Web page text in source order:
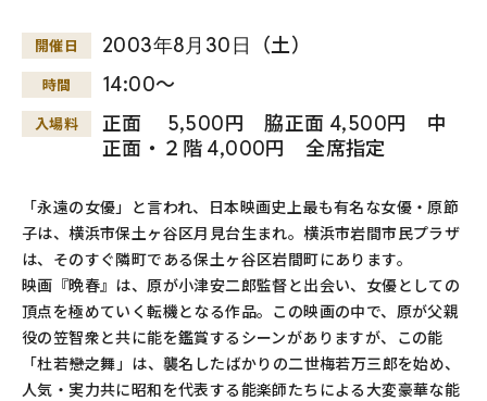
開催日 2003年8月 30日 （土）
時間 14:00～
入場料
正面 5,500円 脇正面 4,500円 中
正面・２階 4,000円 全席指定
「永遠の女優」と言われ、日本映画史上最も有名な女優・原節
子は、横浜市保土ヶ谷区月見台生まれ。横浜市岩間市民プラザ
は、そのすぐ隣町である保土ヶ谷区岩間町にあります。
映画『晩春』は、原が小津安二郎監督と出会い、女優としての
頂点を極めていく転機となる作品。この映画の中で、原が父親
役の笠智衆と共に能を鑑賞するシーンがありますが、この能
「杜若――戀之舞」は、襲名したばかりの二世梅若万三郎を始め、
人気・実力共に昭和を代表する能楽師たちによる大変豪華な能